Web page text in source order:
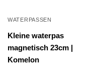
WATERPASSEN
Kleine waterpas
magnetisch 23cm |
Komelon